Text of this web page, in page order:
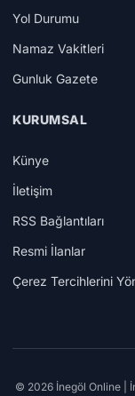
Yol Durumu
Namaz Vakitleri
Gunluk Gazete
KURUMSAL
Künye
İletişim
RSS Bağlantıları
Resmi İlanlar
Çerez Tercihlerini
© 2026 İnegöl Online |